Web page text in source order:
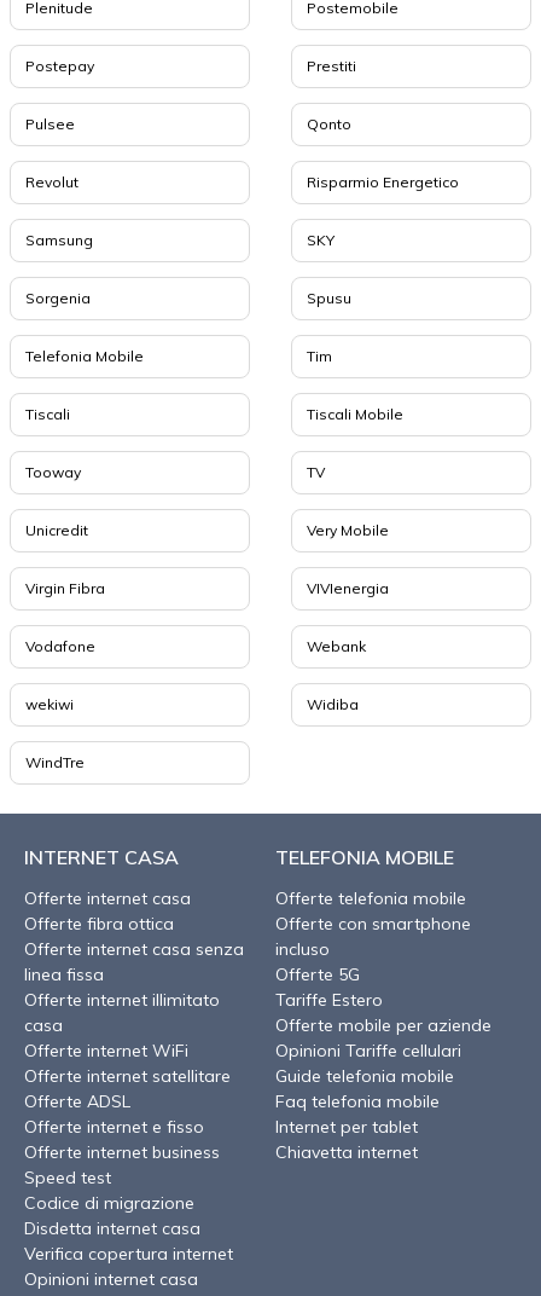
Plenitude Postemobile
Postepay Prestiti
Pulsee Qonto
Revolut Risparmio Energetico
Samsung SKY
Sorgenia Spusu
Telefonia Mobile Tim
Tiscali Tiscali Mobile
Tooway TV
Unicredit Very Mobile
Virgin Fibra VIVIenergia
Vodafone Webank
wekiwi Widiba
WindTre
INTERNET CASA
Offerte internet casa
Offerte fibra ottica
Offerte internet casa senza
linea fissa
Offerte internet illimitato
casa
Offerte internet WiFi
Offerte internet satellitare
Offerte ADSL
Offerte internet e fisso
Offerte internet business
Speed test
Codice di migrazione
Disdetta internet casa
Verifica copertura internet
Opinioni internet casa
TELEFONIA MOBILE
Offerte telefonia mobile
Offerte con smartphone
incluso
Offerte 5G
Tariffe Estero
Offerte mobile per aziende
Opinioni Tariffe cellulari
Guide telefonia mobile
Faq telefonia mobile
Internet per tablet
Chiavetta internet